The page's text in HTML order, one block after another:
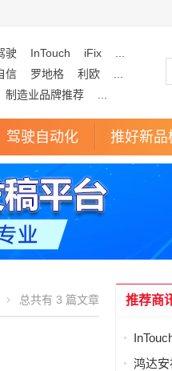
驶 InTouch iFix
信 罗地格 利欧
制造业品牌推荐
驾驶自动化 推好新品
总共有 3 篇文章 推荐商
鸿达